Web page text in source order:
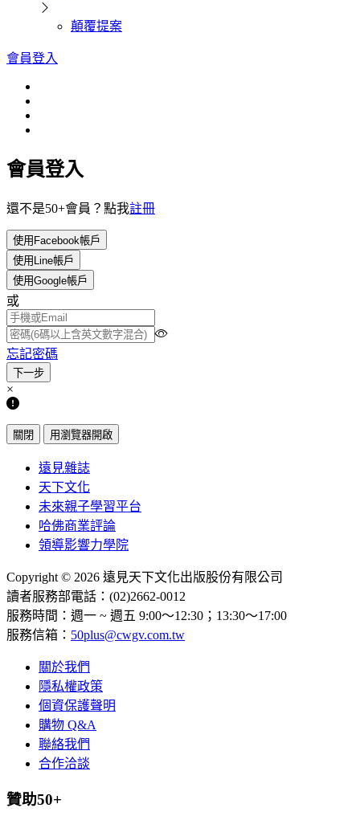
顛覆提案
會員登入
會員登入
還不是50+會員？點我註冊
使用Facebook帳戶
使用Line帳戶
使用Google帳戶
或
忘記密碼
×
關閉 用瀏覽器開啟
遠見雜誌
天下文化
未來親子學習平台
哈佛商業評論
領導影響力學院
Copyright © 2026 遠見天下文化出版股份有限公司
讀者服務部電話：(02)2662-0012
服務時間：週一 ~ 週五 9:00～12:30；13:30～17:00
服務信箱： 50plus@cwgv.com.tw
關於我們
隱私權政策
個資保護聲明
購物 Q&A
聯絡我們
合作洽談
贊助50+